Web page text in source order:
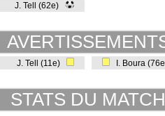
J. Tell (62e)
J. Tell (11e) I. Boura
STATS DU MATCH